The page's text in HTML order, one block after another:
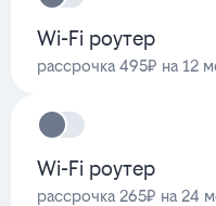
Wi-Fi роутер
рассрочка 495₽ на 12
Wi-Fi роутер
рассрочка 265₽ на 24